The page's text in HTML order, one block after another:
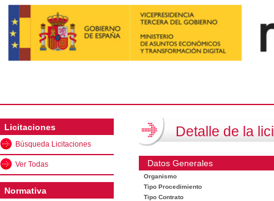
Licitaciones
Búsqueda Licitaciones
Ver Todas
Normativa
Detalle de la
Datos Generales
Organismo
Tipo Procedimiento
Tipo Contrato